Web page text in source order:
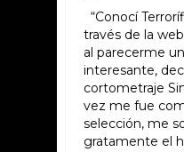
“Conocí
través de la
al parecerme
interesante,
cortometraje
vez me fue
selección, me
gratamente el